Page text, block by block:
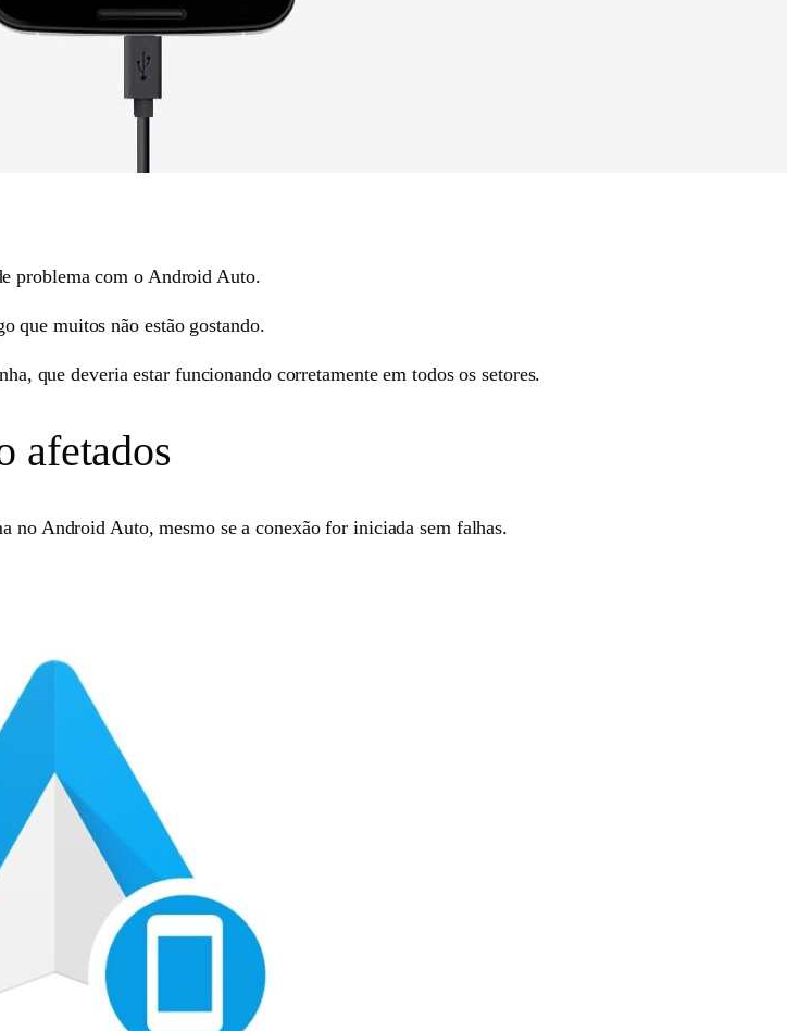
problema com o Android Auto.
que muitos não estão gostando.
que deveria estar funcionando corretamente em todos os setores.
afetados
no Android Auto, mesmo se a conexão for iniciada sem falhas.